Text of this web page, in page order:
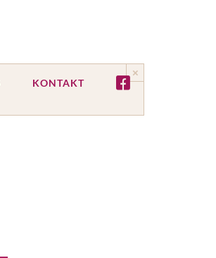
KONTAKT
×